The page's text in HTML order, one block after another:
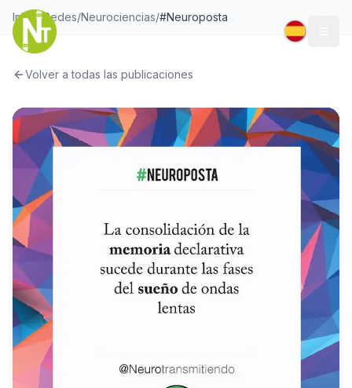
Inicio/Redes/Neurociencias/#Neuroposta
Volver a todas las publicaciones